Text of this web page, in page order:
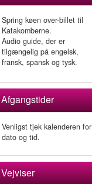
Spring køen over-billet til
Katakomberne.
Audio guide, der er
tilgængelig på engelsk,
fransk, spansk og tysk.
Afgangstider
Venligst tjek kalenderen for
dato og tid.
Vejviser